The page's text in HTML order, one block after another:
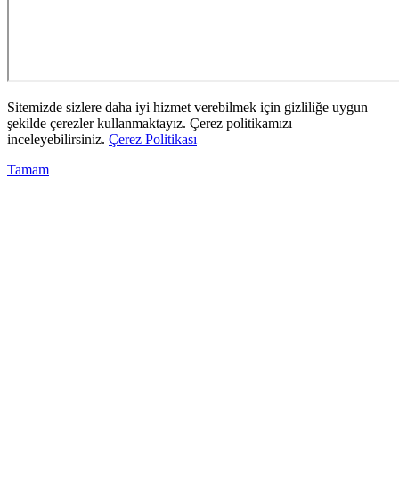
Sitemizde sizlere daha iyi hizmet verebilmek için gizliliğe uygun
şekilde çerezler kullanmaktayız. Çerez politikamızı
inceleyebilirsiniz. Çerez Politikası
Tamam